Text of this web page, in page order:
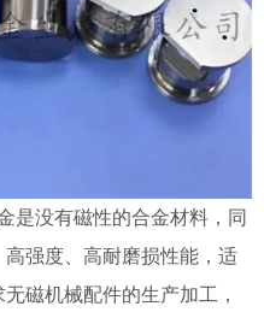
没有磁性的合金材料，同
强度、高耐磨损性能，适
磁机械配件的生产加工，